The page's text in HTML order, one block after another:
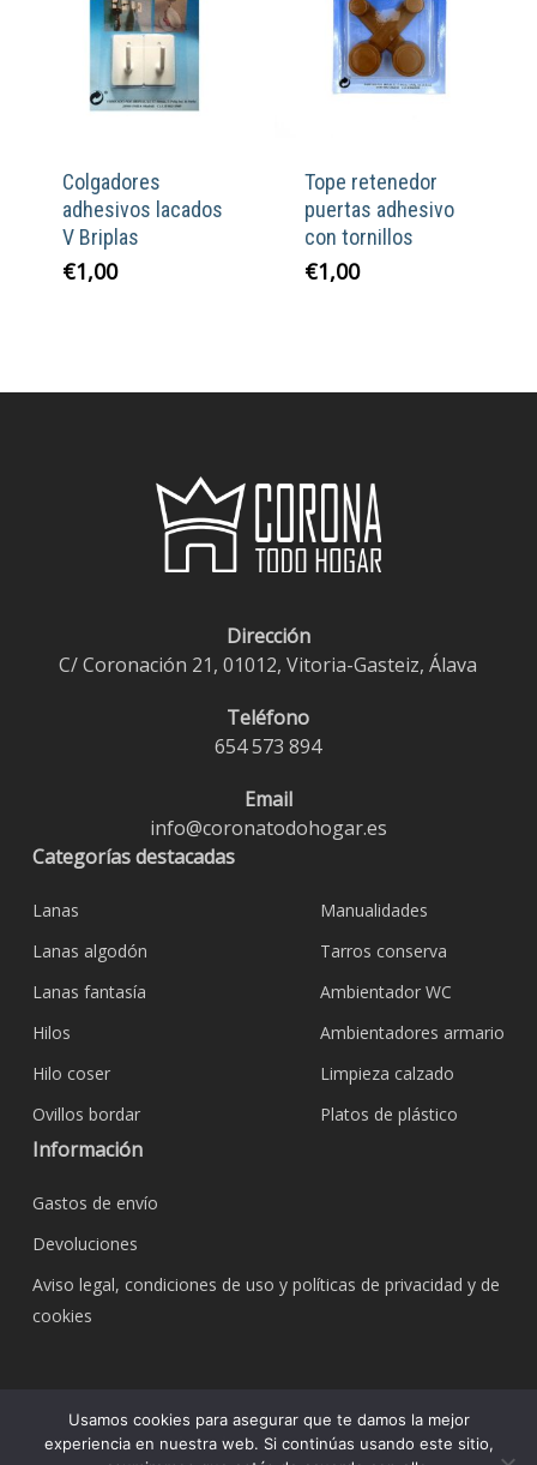
Colgadores
adhesivos lacados
V Briplas
€1,00
Tope retenedor
puertas adhesivo
con tornillos
€1,00
Dirección
C/ Coronación 21, 01012, Vitoria-Gasteiz, Álava
Teléfono
654 573 894
Email
info@coronatodohogar.es
Categorías destacadas
Lanas
Lanas algodón
Lanas fantasía
Hilos
Hilo coser
Ovillos bordar
Manualidades
Tarros conserva
Ambientador WC
Ambientadores armario
Limpieza calzado
Platos de plástico
Información
Gastos de envío
Devoluciones
Aviso legal, condiciones de uso y políticas de privacidad y de
cookies
© 2026 Bazar Corona Todo Hogar. Todos los
derechos reservados.
Usamos cookies para asegurar que te damos la mejor
experiencia en nuestra web. Si continúas usando este sitio,